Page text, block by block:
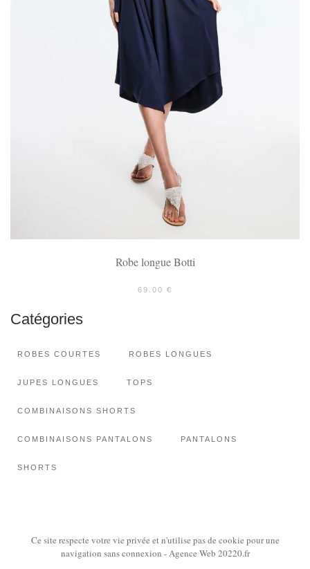
Robe longue Botti
69.00 €
Catégories
ROBES COURTES ROBES LONGUES
JUPES LONGUES TOPS
COMBINAISONS SHORTS
COMBINAISONS PANTALONS PANTALONS
SHORTS
Ce site respecte votre vie privée et n'utilise pas de cookie pour une
navigation sans connexion - Agence Web 20220.fr